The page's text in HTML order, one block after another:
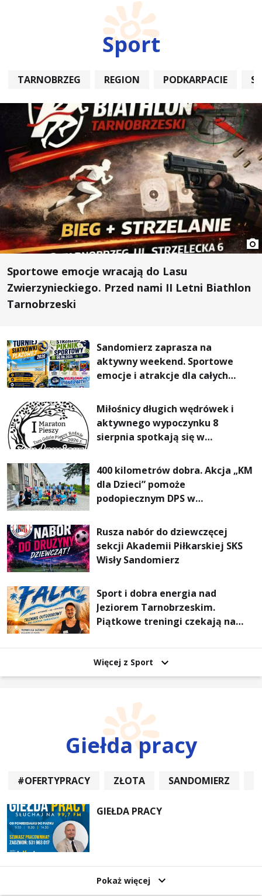
Sport
TARNOBRZEG REGION PODKARPACIE
Sportowe emocje wracają do Lasu
Zwierzynieckiego. Przed nami II Letni Biathlon
Tarnobrzeski
Sandomierz zaprasza na
aktywny weekend. Sportowe
emocje i atrakcje dla całych
Miłośnicy długich wędrówek i
aktywnego wypoczynku 8
sierpnia spotkają się w
Pieszym „Tam Gdzie Pieprz
Rośnie”
400 kilometrów dobra. Akcja „KM
dla Dzieci” pomoże
podopiecznym DPS w
Rusza nabór do dziewczęcej
sekcji Akademii Piłkarskiej SKS
Wisły Sandomierz
Sport i dobra energia nad
Jeziorem Tarnobrzeskim.
Piątkowe treningi czekają na
Więcej z Sport
Giełda pracy
#OFERTYPRACY ZŁOTA SANDOMIERZ
GIEŁDA PRACY
Pokaż więcej